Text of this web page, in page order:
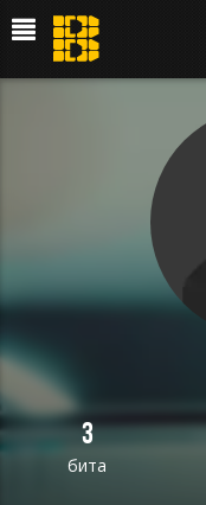
3
бита